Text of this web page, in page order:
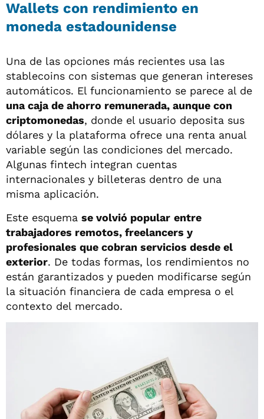
Wallets con rendimiento en
moneda estadounidense
Una de las opciones más recientes usa las
stablecoins con sistemas que generan intereses
automáticos. El funcionamiento se parece al de
una caja de ahorro remunerada, aunque con
criptomonedas, donde el usuario deposita sus
dólares y la plataforma ofrece una renta anual
variable según las condiciones del mercado.
Algunas fintech integran cuentas
internacionales y billeteras dentro de una
misma aplicación.
Este esquema se volvió popular entre
trabajadores remotos, freelancers y
profesionales que cobran servicios desde el
exterior. De todas formas, los rendimientos no
están garantizados y pueden modificarse según
la situación financiera de cada empresa o el
contexto del mercado.